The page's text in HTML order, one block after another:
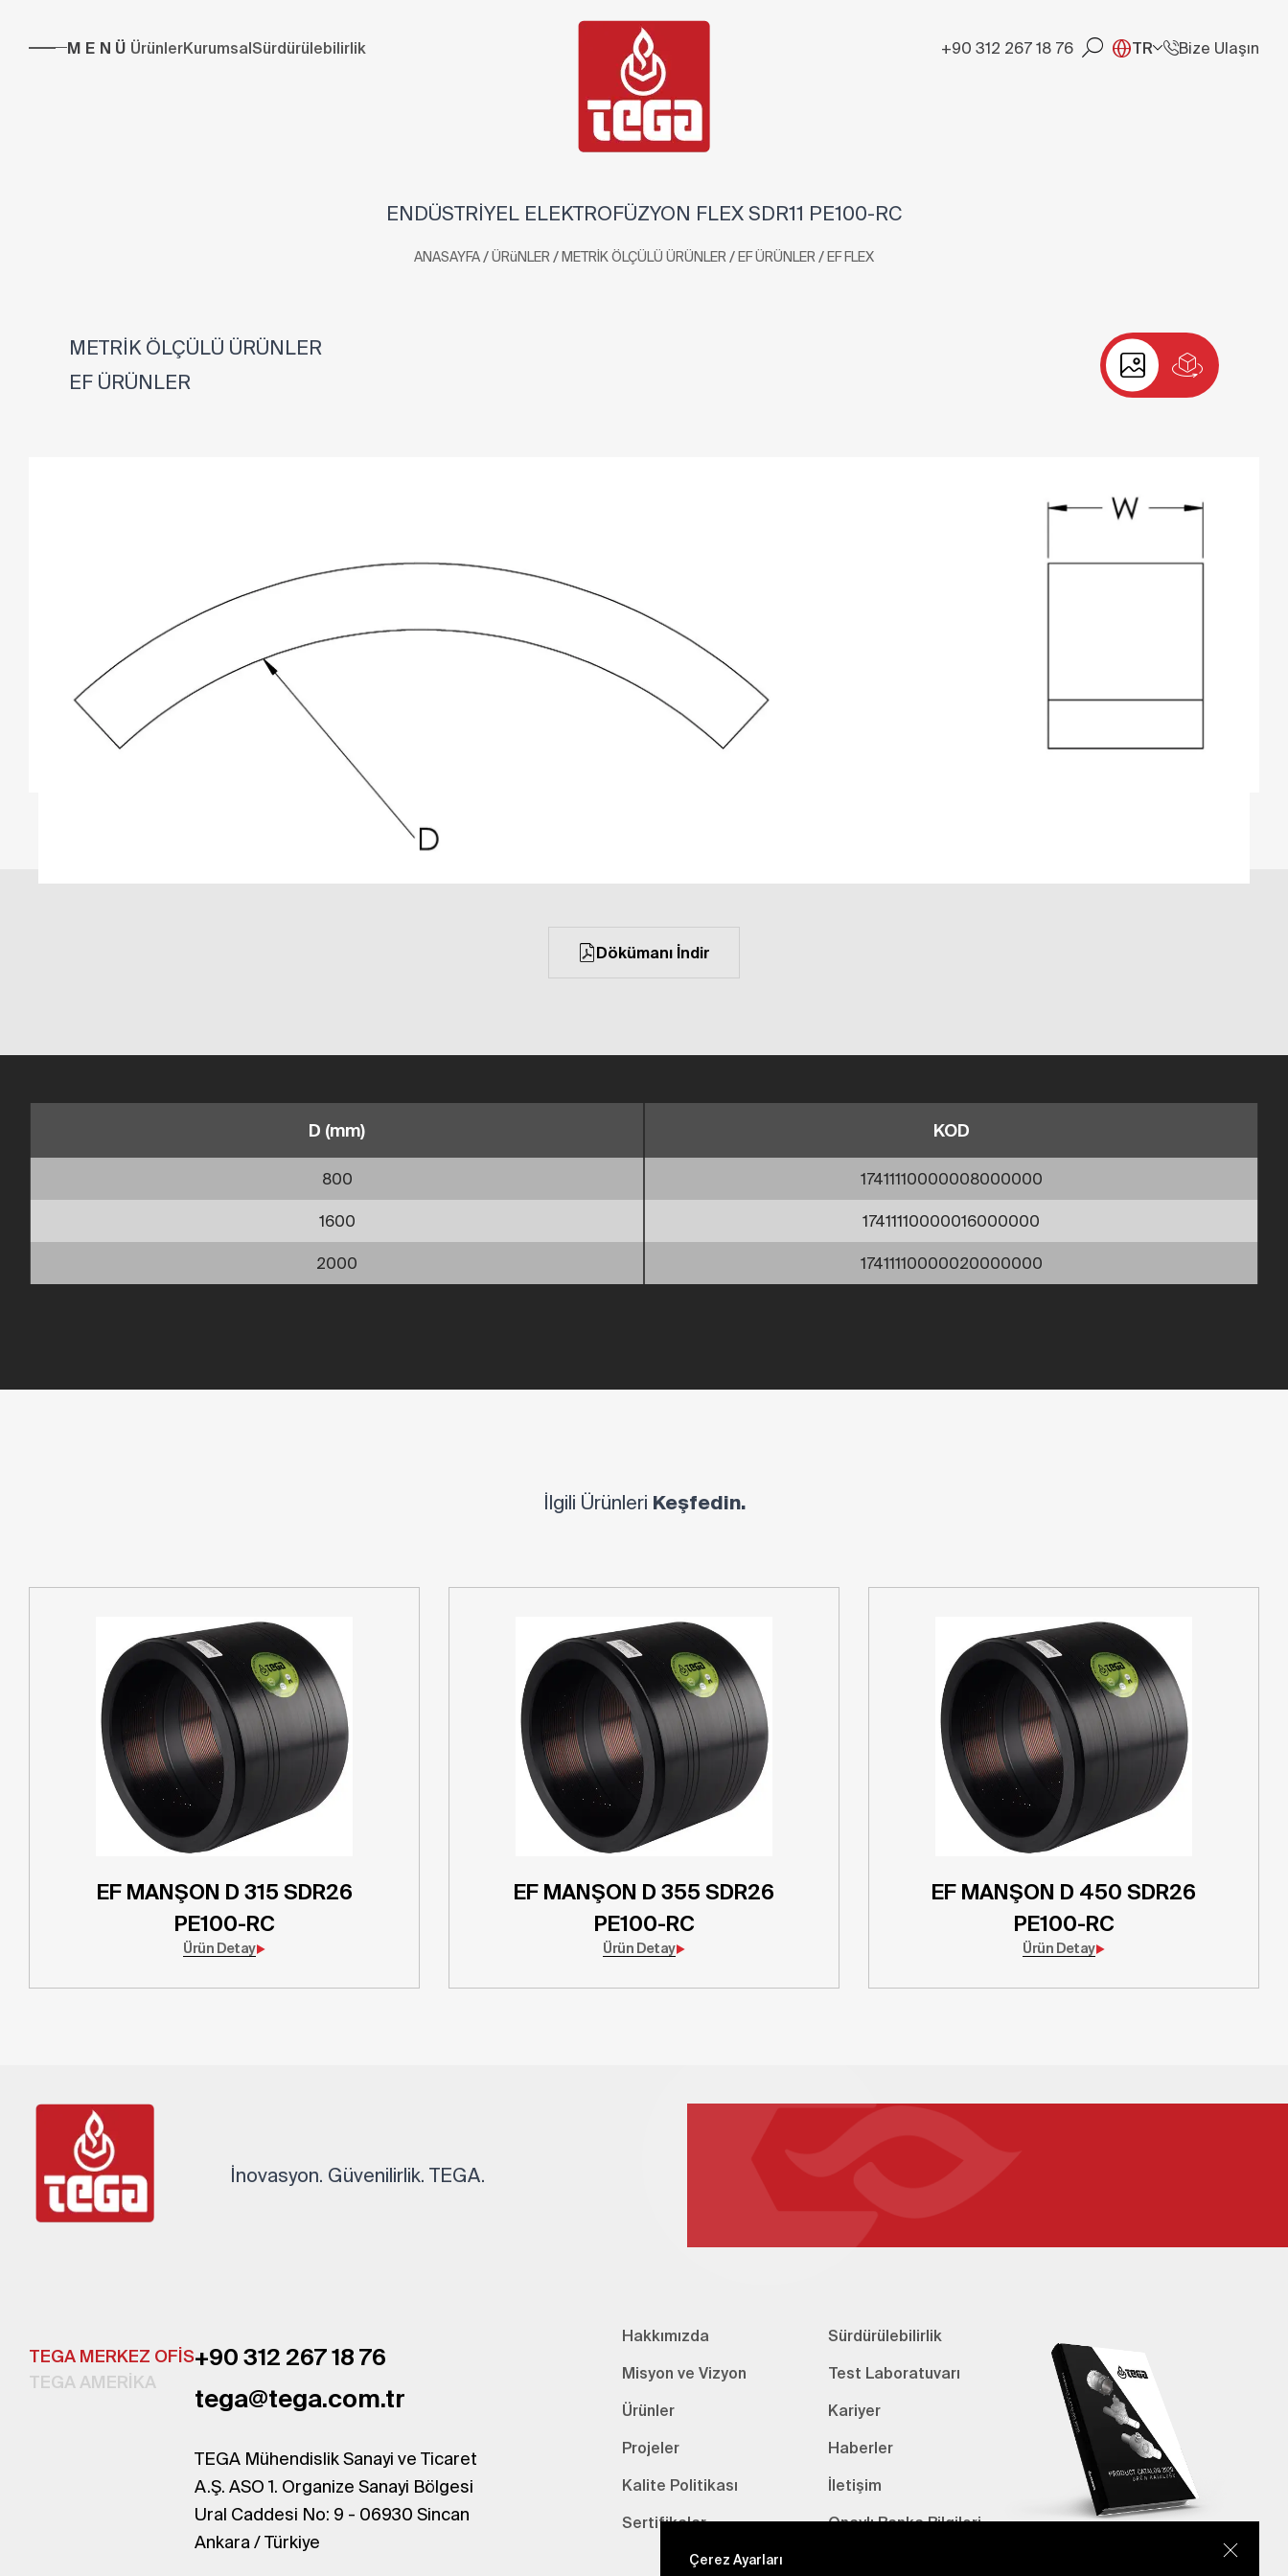
MENÜ ÜrünlerKurumsalSürdürülebilirlik +90 312 267 18 76 TR Bize Ulaşın
ENDÜSTRİYEL ELEKTROFÜZYON FLEX SDR11 PE100-RC
ANASAYFA/ÜRüNLER /METRİK ÖLÇÜLÜ ÜRÜNLER /EF ÜRÜNLER /EF FLEX
METRİK ÖLÇÜLÜ ÜRÜNLER
EF ÜRÜNLER
Dökümanı İndir
D (mm) KOD
800 17411110000008000000
1600 17411110000016000000
2000 17411110000020000000
İlgili Ürünleri Keşfedin.
EF MANŞON D 315 SDR26
PE100-RC
Ürün Detay
EF MANŞON D 355 SDR26
PE100-RC
Ürün Detay
EF MANŞON D 450 SDR26
PE100-RC
Ürün Detay
İnovasyon. Güvenilirlik. TEGA.
TEGA MERKEZ OFİS
TEGA AMERİKA
+90 312 267 18 76
tega@tega.com.tr
TEGA Mühendislik Sanayi ve Ticaret
A.Ş. ASO 1. Organize Sanayi Bölgesi
Ural Caddesi No: 9 - 06930 Sincan
Ankara / Türkiye
Hakkımızda
Misyon ve Vizyon
Ürünler
Projeler
Kalite Politikası
Sertifikalar
Sürdürülebilirlik
Test Laboratuvarı
Kariyer
Haberler
İletişim
Onaylı Banka Bilgileri
Çerez Ayarları